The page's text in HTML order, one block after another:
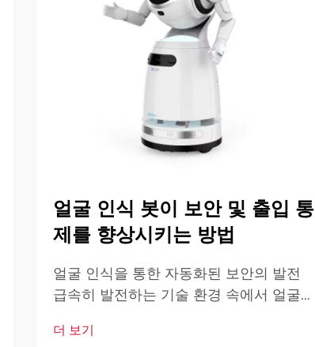
얼굴 인식 봇이 보안 및 출입 통
제를 향상시키는 방법
얼굴 인식을 통한 자동화된 보안의 발전
급속히 발전하는 기술 환경 속에서 얼굴
로 자리 잡고 있습니다. 이러한 고도로 발
더 보기